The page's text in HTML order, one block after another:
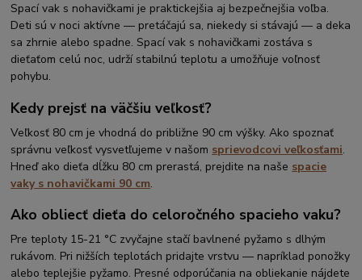
Spací vak s nohavičkami je praktickejšia aj bezpečnejšia voľba.
Deti sú v noci aktívne — pretáčajú sa, niekedy si stávajú — a deka
sa zhrnie alebo spadne. Spací vak s nohavičkami zostáva s
dieťaťom celú noc, udrží stabilnú teplotu a umožňuje voľnosť
pohybu.
Kedy prejsť na väčšiu veľkosť?
Veľkosť 80 cm je vhodná do približne 90 cm výšky. Ako spoznať
správnu veľkosť vysvetľujeme v našom sprievodcovi veľkosťami.
Hneď ako dieťa dĺžku 80 cm prerastá, prejdite na naše spacie
vaky s nohavičkami 90 cm.
Ako obliecť dieťa do celoročného spacieho vaku?
Pre teploty 15-21 °C zvyčajne stačí bavlnené pyžamo s dlhým
rukávom. Pri nižších teplotách pridajte vrstvu — napríklad ponožky
alebo teplejšie pyžamo. Presné odporúčania na obliekanie nájdete